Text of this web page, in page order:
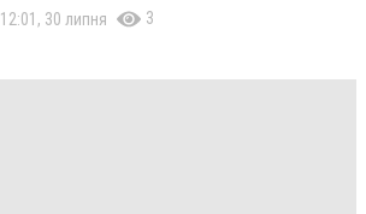
12:01, 30 липня 3